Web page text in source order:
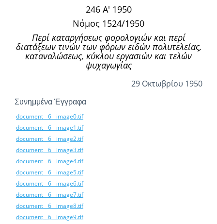
246 Α' 1950
Νόμος 1524/1950
Περί καταργήσεως φορολογιών και περί
διατάξεων τινών των φόρων ειδών πολυτελείας,
καταναλώσεως, κύκλου εργασιών και τελών
ψυχαγωγίας
29 Οκτωβρίου 1950
Συνημμένα Έγγραφα
document__6__image0.tif
document__6__image1.tif
document__6__image2.tif
document__6__image3.tif
document__6__image4.tif
document__6__image5.tif
document__6__image6.tif
document__6__image7.tif
document__6__image8.tif
document__6__image9.tif